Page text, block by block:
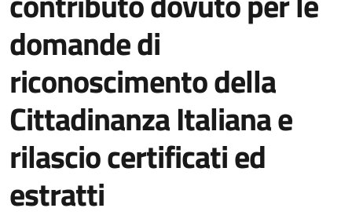
domande di
riconoscimento della
Cittadinanza Italiana e
rilascio certificati ed
estratti